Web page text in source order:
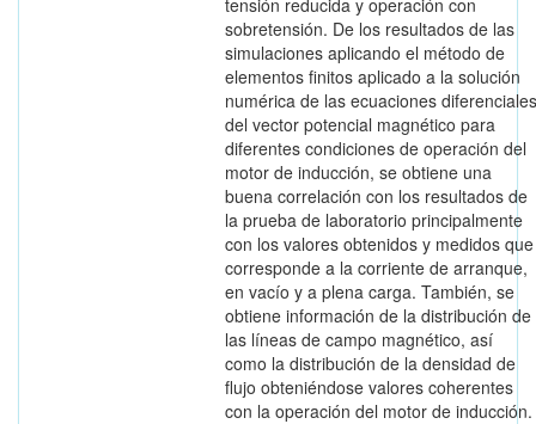
sobretensión. De los resultados de las
simulaciones aplicando el método de
elementos finitos aplicado a la solución
numérica de las ecuaciones diferenciales
del vector potencial magnético para
diferentes condiciones de operación del
motor de inducción, se obtiene una
buena correlación con los resultados de
la prueba de laboratorio principalmente
con los valores obtenidos y medidos que
corresponde a la corriente de arranque,
en vacío y a plena carga. También, se
obtiene información de la distribución de
las líneas de campo magnético, así
como la distribución de la densidad de
flujo obteniéndose valores coherentes
con la operación del motor de inducción.